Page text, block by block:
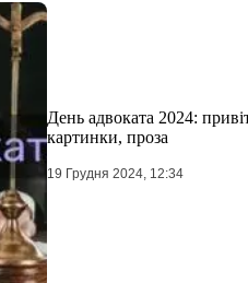
День адвоката 2024:
картинки, проза
19 Грудня 2024, 12:34